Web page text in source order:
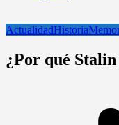
ActualidadHistoria
¿Por qué